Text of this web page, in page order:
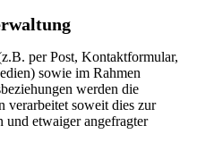
per Post, Kontaktformular,
sowie im Rahmen
werden die
verarbeitet soweit dies zur
etwaiger angefragter